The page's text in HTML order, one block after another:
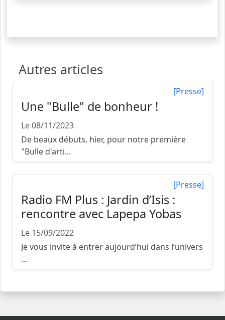
de la guerre, une improbable et étonnante
Autres articles
[Presse]
Une "Bulle" de bonheur !
Le 08/11/2023
De beaux débuts, hier, pour notre première
"Bulle d'arti...
[Presse]
Radio FM Plus : Jardin d’Isis :
rencontre avec Lapepa Yobas
Le 15/09/2022
Je vous invite à entrer aujourd’hui dans l’univers
...